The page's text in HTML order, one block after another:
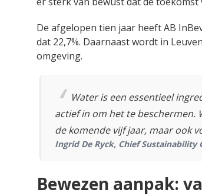
De afgelopen tien jaar heeft AB
dat 22,7%. Daarnaast wordt in
omgeving.
Water is een essentieel
actief in om het te beschermen.
de komende vijf jaar, maar ook
Ingrid De Ryck, Chief Sustainability
Bewezen aanpak: